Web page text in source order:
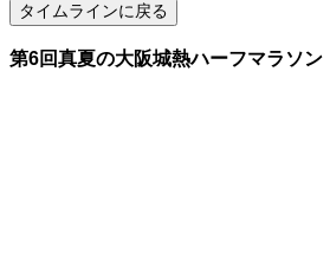
第6回真夏の大阪城熱ハーフマラソン